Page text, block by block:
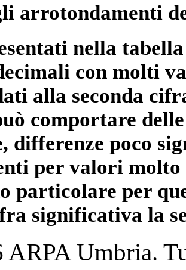
arrotondamenti
nella
con molti
alla seconda
comportare
differenze poco
per valori
particolare per
significativa la
ARPA Umbria.